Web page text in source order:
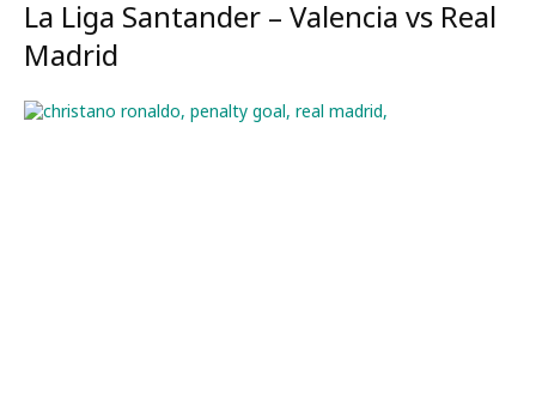
La Liga Santander – Valencia vs Real
Madrid